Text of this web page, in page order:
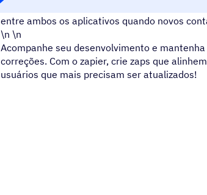
O uso do FogBugz com o ActiveCampaign
entre ambos os aplicativos quando novos
\n \n
Acompanhe seu desenvolvimento e
correções. Com o zapier, crie zaps que
usuários que mais precisam ser atualizados!